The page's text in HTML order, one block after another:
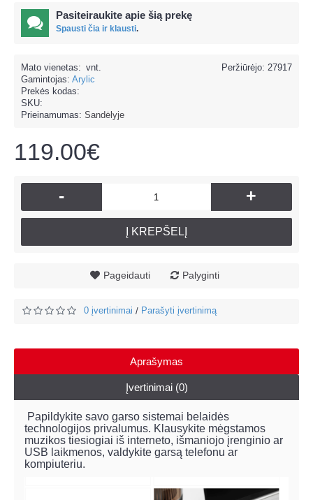
Pasiteiraukite apie šią prekę
Spausti čia ir klausti.
Peržiūrėjo: 27917
Mato vienetas: vnt.
Gamintojas: Arylic
Prekės kodas:
SKU:
Prieinamumas: Sandėlyje
119.00€
- +
Į KREPŠELĮ
Pageidauti Palyginti
0 įvertinimai / Parašyti įvertinimą
Aprašymas
Įvertinimai (0)
Papildykite savo garso sistemai belaidės
technologijos privalumus. Klausykite mėgstamos
muzikos tiesiogiai iš interneto, išmaniojo įrenginio ar
USB laikmenos, valdykite garsą telefonu ar
kompiuteriu.